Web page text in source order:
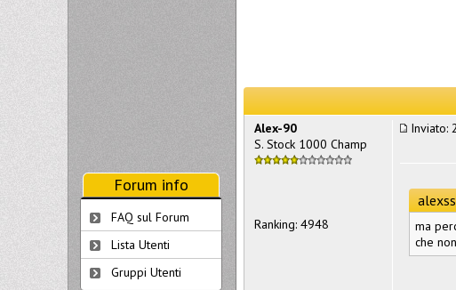
Inviato:
ma
che non
Alex-90
S. Stock 1000 Champ
Ranking: 4948
Forum info
FAQ sul Forum
Lista Utenti
Gruppi Utenti